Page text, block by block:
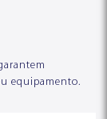
equipamento.